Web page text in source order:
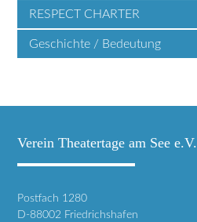
RESPECT CHARTER
Geschichte / Bedeutung
Verein Theatertage am See e.V.
Postfach 1280
D-88002 Friedrichshafen